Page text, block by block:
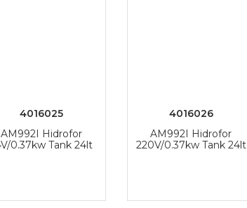
4016025
AM992I Hidrofor
0.37kw Tank 24lt
4016026
AM992I Hidrofor
220V/0.37kw Tank 24lt